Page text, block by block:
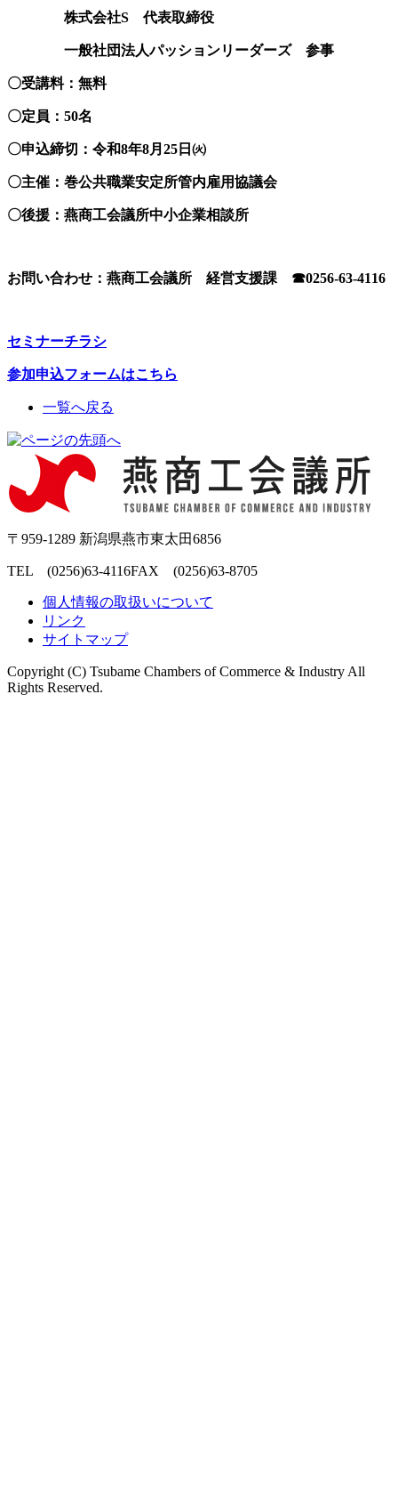
株式会社S 代表取締役
一般社団法人パッションリーダーズ 参事
〇受講料：無料
〇定員：50名
〇申込締切：令和8年8月25日㈫
〇主催：巻公共職業安定所管内雇用協議会
〇後援：燕商工会議所中小企業相談所
お問い合わせ：燕商工会議所 経営支援課 ☎0256-63-4116
セミナーチラシ
参加申込フォームはこちら
一覧へ戻る
〒959-1289 新潟県燕市東太田6856
TEL (0256)63-4116FAX (0256)63-8705
個人情報の取扱いについて
リンク
サイトマップ
Copyright (C) Tsubame Chambers of Commerce & Industry All
Rights Reserved.